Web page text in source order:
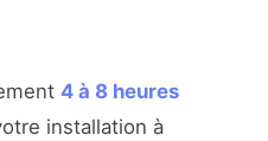
4 à 8 heures
installation à